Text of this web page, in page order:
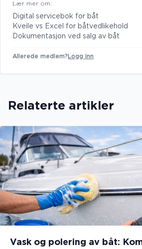
Lær mer om:
Digital servicebok for båt
Kveile vs Excel for båtvedlikehold
Dokumentasjon ved salg av båt
Allerede medlem? Logg inn
Relaterte artikler
Vask og polering av båt: